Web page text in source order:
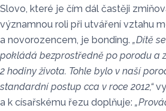
Slovo, které je čím dál častěji
významnou roli při utváření vztahu
a novorozencem, je bonding. „Dítě
pokládá bezprostředně po porodu a
2 hodiny života. Tohle bylo v naší
standardní postup cca v roce 2012,“
a k císařskému řezu doplňuje: